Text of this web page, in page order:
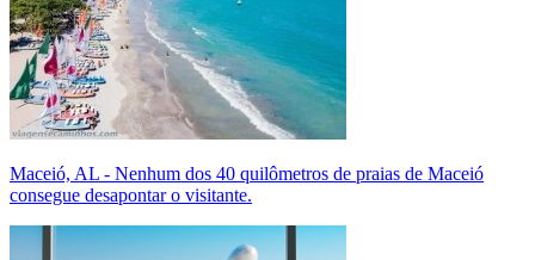
Maceió, AL - Nenhum dos 40 quilômetros de praias de Maceió
consegue desapontar o visitante.